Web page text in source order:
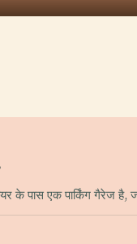
पास एक पार्किंग गैरेज है, जो